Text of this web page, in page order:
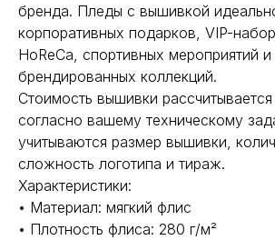
бренда. Пледы с вышивкой
корпоративных подарков, VIP-
HoReCa, спортивных мероприятий и
брендированных коллекций.
Стоимость вышивки
согласно вашему техническому
учитываются размер вышивки,
сложность логотипа и тираж.
Характеристики:
• Материал: мягкий флис
• Плотность флиса: 280 г/м²